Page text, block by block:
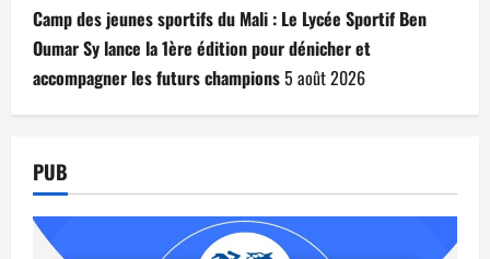
Camp des jeunes sportifs du Mali : Le Lycée Sportif Ben
Oumar Sy lance la 1ère édition pour dénicher et
accompagner les futurs champions5 août 2026
PUB